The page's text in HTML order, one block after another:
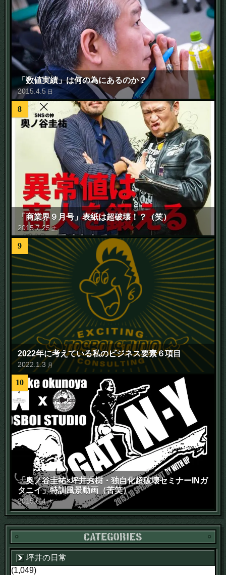
「数値実績」は何の為にあるのか？
2015 .4 .5 日
8
「商業界９月号」表紙は超破壊！？（笑）
2015.7.25 土
9
2022年に考えている私のビジネス要素６項目
2022 1.3 月
10
「奥ノ谷圭祐×坪井秀樹・独自化超破壊セミナーINガ
タニイ」特訓風景動画（苦笑）
2015.6.4 木
坪井の日常
(1,049)